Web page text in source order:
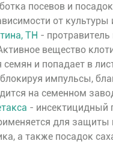
посевов и
от культуры
ТН -
вещество
семян и попадает в
импульсы,
на семенном
- инсектицидный
для
а также посадок